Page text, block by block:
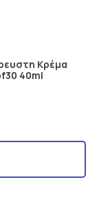
Κρέμα
40ml